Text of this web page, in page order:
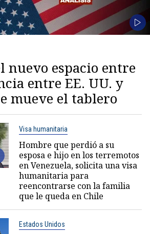
nuevo espacio entre
entre EE. UU. y
mueve el tablero
Visa humanitaria
Hombre que perdió a su
esposa e hijo en los terremotos
en Venezuela, solicita una visa
humanitaria para
reencontrarse con la familia
que le queda en Chile
Estados Unidos